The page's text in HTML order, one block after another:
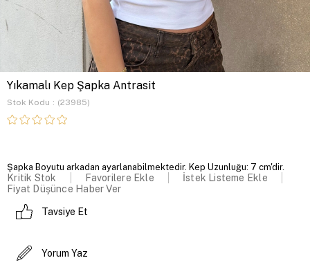
Yıkamalı Kep Şapka Antrasit
Stok Kodu (23985)
Şapka Boyutu arkadan ayarlanabilmektedir. Kep Uzunluğu: 7 cm'dir.
Kritik Stok Favorilere Ekle
İstek Listeme Ekle
Fiyat Düşünce Haber Ver
Tavsiye Et
Yorum Yaz